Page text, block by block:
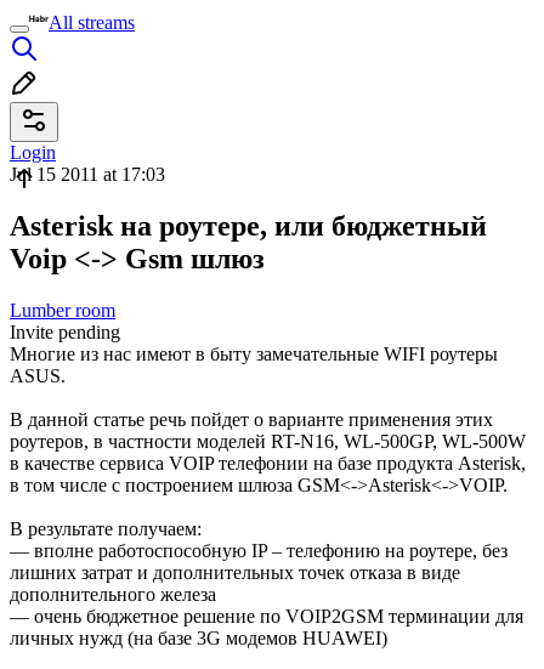
All streams
Login
Jul 15 2011 at 17:03
Asterisk на роутере, или бюджетный
Voip <-> Gsm шлюз
Lumber room
Invite pending
Многие из нас имеют в быту замечательные WIFI роутеры
ASUS.
В данной статье речь пойдет о варианте применения этих
роутеров, в частности моделей RT-N16, WL-500GP, WL-500W
в качестве сервиса VOIP телефонии на базе продукта Asterisk,
в том числе с построением шлюза GSM<->Asterisk<->VOIP.
В результате получаем:
— вполне работоспособную IP – телефонию на роутере, без
лишних затрат и дополнительных точек отказа в виде
дополнительного железа
— очень бюджетное решение по VOIP2GSM терминации для
личных нужд (на базе 3G модемов HUAWEI)